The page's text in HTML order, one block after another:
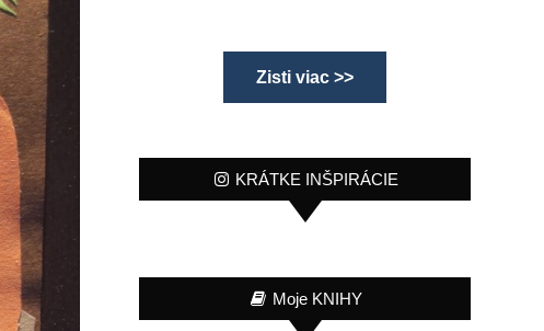
Zisti viac >>
KRÁTKE INŠPIRÁCIE
Moje KNIHY